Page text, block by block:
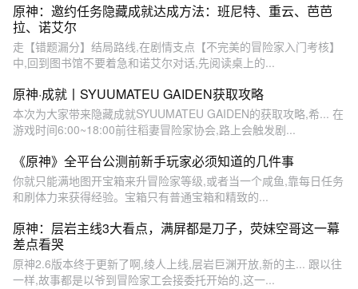
原神：邀约任务隐藏成就达成方法：班尼特、重云、芭芭
拉、诺艾尔
走【错题漏分】结局路线,在剧情支点【不完美的冒险家入门考核】
中,回到图书馆不要着急和诺艾尔对话,先阅读桌上的...
原神·成就丨SYUUMATEU GAIDEN获取攻略
本次为大家带来隐藏成就SYUUMATEU GAIDEN的获取攻略,希... 在
游戏时间6:00~18:00前往稻妻冒险家协会,路上会触发剧...
《原神》全平台公测前新手玩家必须知道的几件事
你就只能满地图开宝箱来升冒险家等级,或者当一个咸鱼,靠每日任务
和刷体力来获得经验。宝箱只有普通宝箱和精致的...
原神：层岩主线3大看点，满屏都是刀子，荧妹空哥这一幕
差点看哭
原神2.6版本终于更新了啊,绫人上线,层岩巨渊开放,新的主... 跟以往
一样,故事都是以爷到冒险家工会接委托开始的,这一...